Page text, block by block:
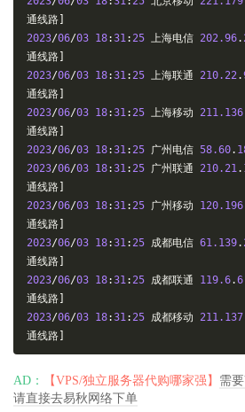
通线路]
2023/06/03 18:31:25 上海电信 202.96.
通线路]
2023/06/03 18:31:25 上海联通 210.22.
通线路]
2023/06/03 18:31:25 上海移动 211.136
通线路]
2023/06/03 18:31:25 广州电信 58.60.
2023/06/03 18:31:25 广州联通 210.21.
通线路]
2023/06/03 18:31:25 广州移动 120.196
通线路]
2023/06/03 18:31:25 成都电信 61.139.
通线路]
2023/06/03 18:31:25 成都联通 119.6.
通线路]
2023/06/03 18:31:25 成都移动 211.137
通线路]
AD： 【VPS/独立服务器代购哪家强】 需
请直接去易秋网络下单